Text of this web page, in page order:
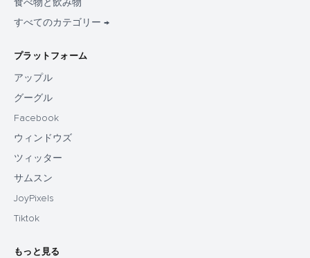
食べ物と飲み物
すべてのカテゴリー →
プラットフォーム
アップル
グーグル
Facebook
ウィンドウズ
ツィッター
サムスン
JoyPixels
Tiktok
もっと見る